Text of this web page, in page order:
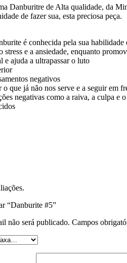
Danburitre de Alta qualidade, da
de fazer sua, esta preciosa peça.
é conhecida pela sua
stress e a ansiedade, enquanto
e ajuda a ultrapassar o luto
negativos
que já não nos serve e a seguir em
negativas como a raiva, a culpa e
“Danburite #5”
não será publicado. Campos